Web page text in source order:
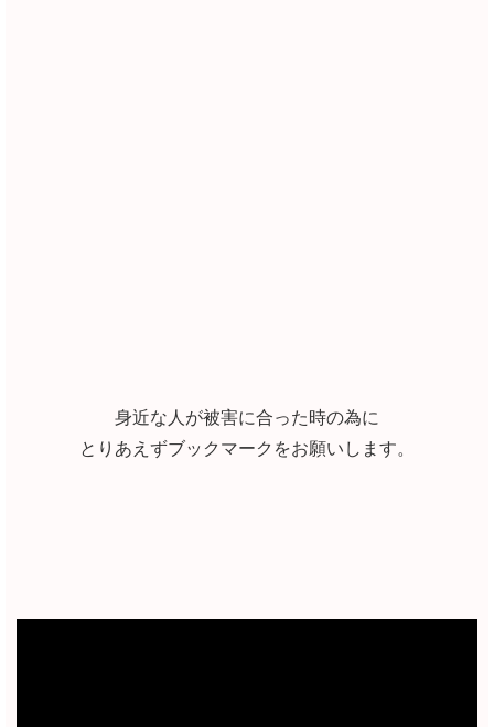
身近な人が被害に合った時の為に
とりあえずブックマークをお願いします。